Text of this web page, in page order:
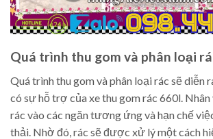
Quá trình thu gom và phân loại
Quá trình thu gom và phân loại rác sẽ diễn
có sự hỗ trợ của xe thu gom rác 660l. Nhân
rác vào các ngăn tương ứng và hạn chế
thải. Nhờ đó, rác sẽ được xử lý một cách